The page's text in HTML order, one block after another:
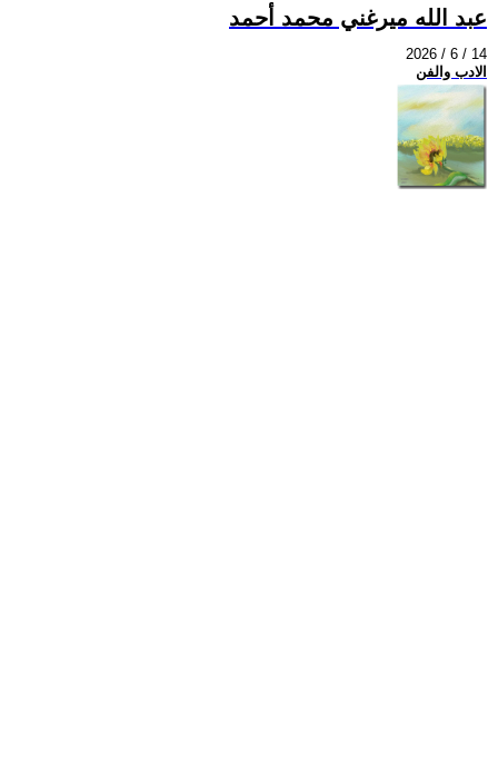
عبد الله ميرغني محمد أحمد
2026 / 6 / 14
الادب والفن